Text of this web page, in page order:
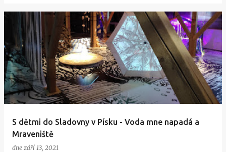
S dětmi do Sladovny v Písku - Voda mne napadá a
Mraveniště
dne září 13, 2021